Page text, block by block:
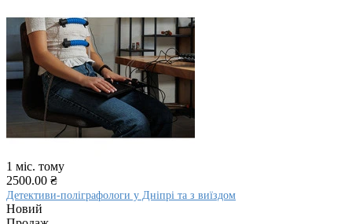
1 міс. тому
2500.00 ₴
Детективи-поліграфологи у Дніпрі та з виїздом
Новий